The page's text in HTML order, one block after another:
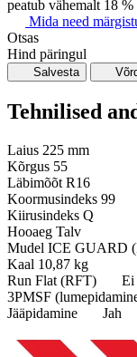
peatub vähemalt 18
Mida need
Otsas
Hind päringul
Salvesta
Tehnilised
Laius 225 mm
Kõrgus 55
Läbimõõt R16
Koormusindeks 99
Kiirusindeks Q
Hooaeg Talv
Mudel ICE GUARD
Kaal 10,87 kg
Run Flat (RFT)
Ei
3PMSF
Jääpidamine
Jah